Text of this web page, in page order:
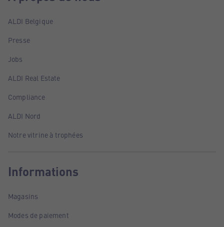
ALDI Belgique
Presse
Jobs
ALDI Real Estate
Compliance
ALDI Nord
Notre vitrine à trophées
Informations
Magasins
Modes de paiement